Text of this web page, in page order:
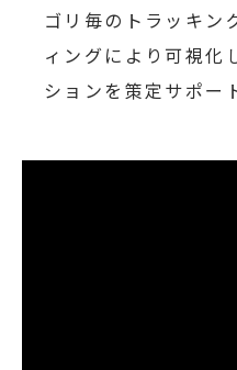
ゴリ毎のトラッキン
ィングにより可視化
ションを策定サポー